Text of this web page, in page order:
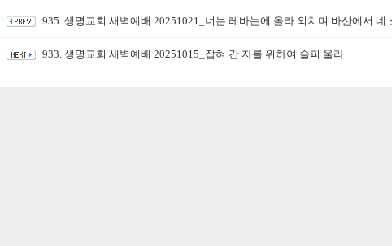
935. 생명교회 새벽예배 20251021_너는 레바논에 올라 외치며 바산에서
933. 생명교회 새벽예배 20251015_잡혀 간 자를 위하여 슬피 울라